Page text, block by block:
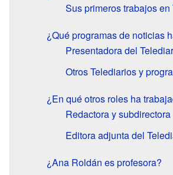
Sus primeros trabajos en
¿Qué programas de noticias
Presentadora del
Otros Telediarios y
¿En qué otros roles ha
Redactora y subdirectora
Editora adjunta del
¿Ana Roldán es profesora?